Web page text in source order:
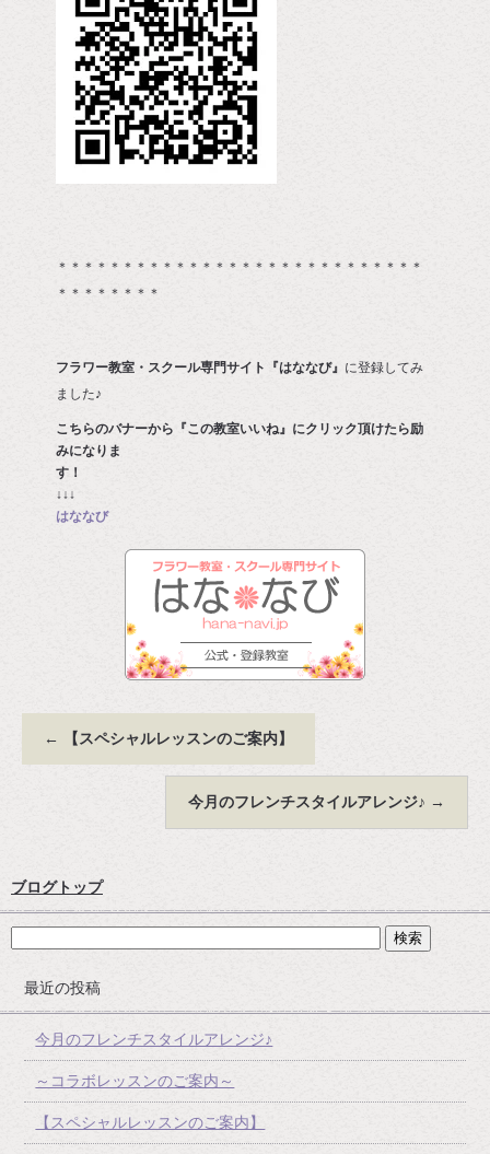
＊＊＊＊＊＊＊＊＊＊＊＊＊＊＊＊＊＊＊＊＊＊＊＊＊＊＊＊
＊＊＊＊＊＊＊＊
フラワー教室・スクール専門サイト『はななび』 に登録してみ
ました♪
こちらのバナーから『この教室いいね』にクリック頂けたら励
みになりま
す
↓↓↓
はななび
← 【スペシャルレッスンのご案内】
今月のフレンチスタイルアレンジ♪ →
ブログトップ
最近の投稿
今月のフレンチスタイルアレンジ♪
～コラボレッスンのご案内～
【スペシャルレッスンのご案内】